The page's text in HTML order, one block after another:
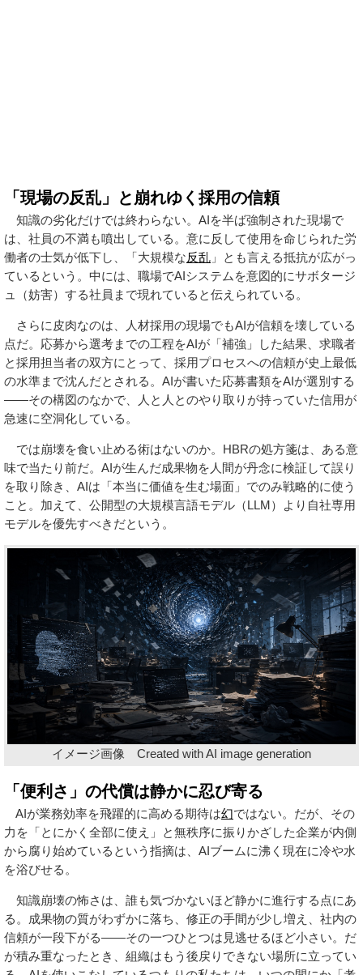
「現場の反乱」と崩れゆく採用の信頼
知識の劣化だけでは終わらない。AIを半ば強制された現場で
は、社員の不満も噴出している。意に反して使用を命じられた労
働者の士気が低下し、「大規模な反乱 」とも言える抵抗が広がっ
ているという。中には、職場でAIシステムを意図的にサボタージ
ュ（妨害）する社員まで現れていると伝えられている。
さらに皮肉なのは、人材採用の現場でもAIが信頼を壊している
点だ。応募から選考までの工程をAIが「補強」した結果、求職者
と採用担当者の双方にとって、採用プロセスへの信頼が史上最低
の水準まで沈んだとされる。AIが書いた応募書類をAIが選別する
——その構図のなかで、人と人とのやり取りが持っていた信用が
急速に空洞化している。
では崩壊を食い止める術はないのか。HBRの処方箋は、ある意
味で当たり前だ。AIが生んだ成果物を人間が丹念に検証して誤り
を取り除き、AIは「本当に価値を生む場面」でのみ戦略的に使う
こと。加えて、公開型の大規模言語モデル（LLM）より自社専用
モデルを優先すべきだという。
イメージ画像 Created with AI image generation
「便利さ」の代償は静かに忍び寄る
AIが業務効率を飛躍的に高める期待は幻ではない。だが、その
力を「とにかく全部に使え」と無秩序に振りかざした企業が内側
から腐り始めているという指摘は、AIブームに沸く現在に冷や水
を浴びせる。
知識崩壊の怖さは、誰も気づかないほど静かに進行する点にあ
る。成果物の質がわずかに落ち、修正の手間が少し増え、社内の
信頼が一段下がる——その一つひとつは見逃せるほど小さい。だ
が積み重なったとき、組織はもう後戻りできない場所に立ってい